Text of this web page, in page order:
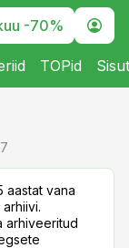
-70%
TOPid
aastat vana
arhiveeritud